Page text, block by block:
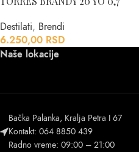
Destilati, Brendi
6.250,00 RSD
Naše lokacije
Bačka Palanka, Kralja Petra I 67
Kontakt: 064 8850 439
Radno vreme: 09:00 – 21:00